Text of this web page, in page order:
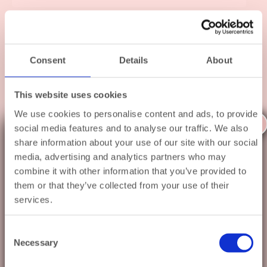
Consent Details About
This website uses cookies
We use cookies to personalise content and ads, to provide
social media features and to analyse our traffic. We also
share information about your use of our site with our social
media, advertising and analytics partners who may
combine it with other information that you’ve provided to
them or that they’ve collected from your use of their
services.
Selection
Necessary
originele kadootjes, super mooi ingepakt en leuk
persoonlijk kaartje bij de bestelling
Bekijk op Trustpilot
Een hele fijne ervaring!
★ ★ ★ ★ ★
Even op zomervakantie ☀️
Van12 augustus t/m 30 augustusben ik op
vakantie.
Bestel gerust gewoon door — elk cadeau
Tot en met 11 augustus verzenden we zoals